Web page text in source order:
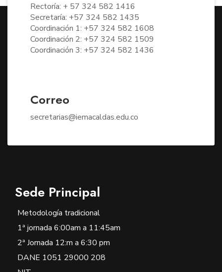
Rectoría: + 57 324 582 1416
Secretaría: +57 324 582 1435
Coordinación 1: +57 324 582 1608
Coordinación 2: +57 324 582 1509
Coordinación 3: +57 324 582 1436
Correo
secretarias@iemacaldas.edu.co
Sede Principal
Metodología tradicional
1ª jornada 6:00am a 11:45am
2ª Jornada 12:m a 6:30 pm
DANE 1051 29000 208